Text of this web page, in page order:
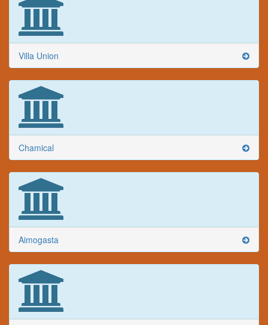
Villa Union
Chamical
Aimogasta